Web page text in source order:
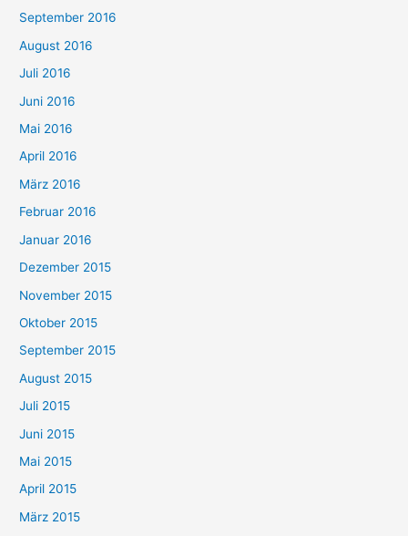
September 2016
August 2016
Juli 2016
Juni 2016
Mai 2016
April 2016
März 2016
Februar 2016
Januar 2016
Dezember 2015
November 2015
Oktober 2015
September 2015
August 2015
Juli 2015
Juni 2015
Mai 2015
April 2015
März 2015